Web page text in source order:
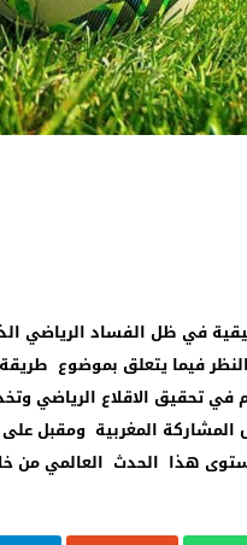
في ظل الفساد الرياضي
فيما يتعلق بموضوع
تحقيق الاقلاع الرياضي
المغربية ومقبل
هذا الحدث العالمي من